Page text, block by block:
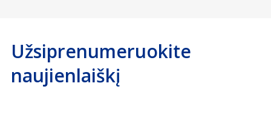
Užsiprenumeruokite
naujienlaiškį